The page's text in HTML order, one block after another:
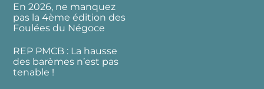
En 2026, ne manquez
pas la 4ème édition des
Foulées du Négoce
REP PMCB : La hausse
des barèmes n’est pas
tenable !